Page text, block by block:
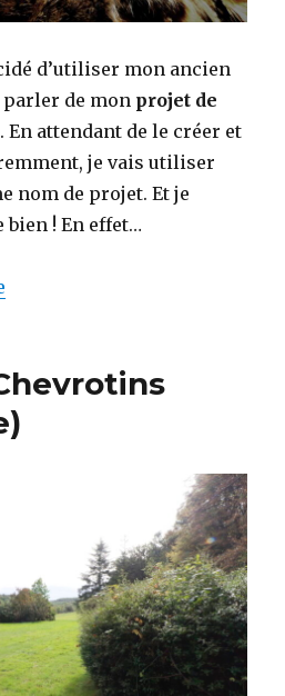
d’utiliser mon ancien
de mon projet de
. En attendant de le créer et
je vais utiliser
nom de projet. Et je
bien ! En effet…